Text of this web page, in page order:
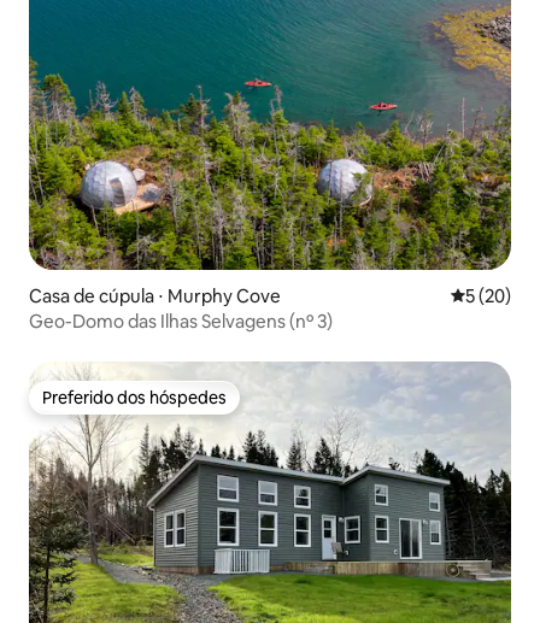
Casa de cúpula ⋅ Murphy Cove 5 de uma
5 (20)
Geo-Domo das Ilhas Selvagens (nº 3)
Preferido dos hóspedes
Preferido dos hóspedes